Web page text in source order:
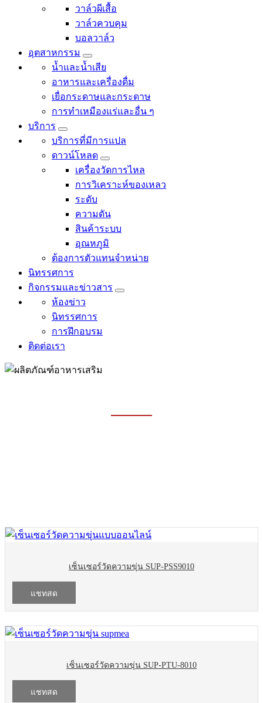
วาล์วผีเสื้อ
วาล์วควบคุม
บอลวาล์ว
อุตสาหกรรม
น้ำและน้ำเสีย
อาหารและเครื่องดื่ม
เยื่อกระดาษและกระดาษ
การทำเหมืองแร่และอื่น ๆ
บริการ
บริการที่มีการแปล
ดาวน์โหลด
เครื่องวัดการไหล
การวิเคราะห์ของเหลว
ระดับ
ความดัน
สินค้าระบบ
อุณหภูมิ
ต้องการตัวแทนจำหน่าย
นิทรรศการ
กิจกรรมและข่าวสาร
ห้องข่าว
นิทรรศการ
การฝึกอบรม
ติดต่อเรา
เซ็นเซอร์วัดความขุ่น SUP-PSS9010
แชทสด
เซ็นเซอร์วัดความขุ่น SUP-PTU-8010
แชทสด